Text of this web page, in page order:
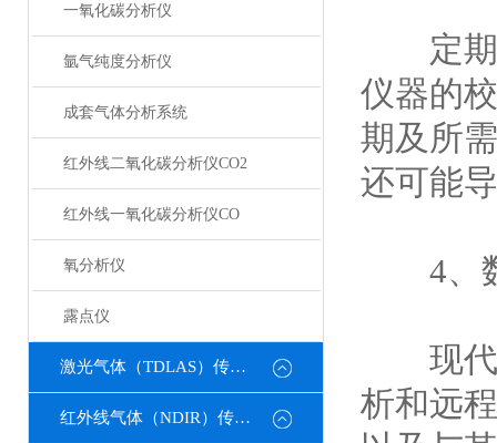
一氧化碳分析仪
氩气纯度分析仪
成套气体分析系统
红外线二氧化碳分析仪CO2
红外线一氧化碳分析仪CO
氧分析仪
露点仪
激光气体（TDLAS）传感器
红外线气体（NDIR）传感器
定期
仪器的
期及所
还可能
4、数
现代
析和远